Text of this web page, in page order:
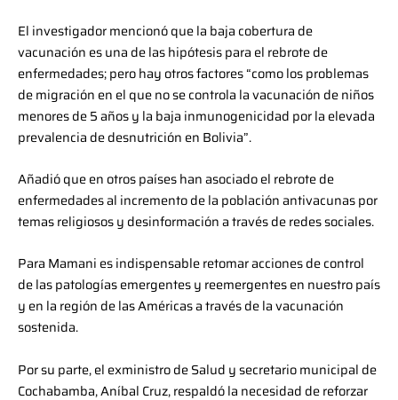
El investigador mencionó que la baja cobertura de
vacunación es una de las hipótesis para el rebrote de
enfermedades; pero hay otros factores “como los problemas
de migración en el que no se controla la vacunación de niños
menores de 5 años y la baja inmunogenicidad por la elevada
prevalencia de desnutrición en Bolivia”.
Añadió que en otros países han asociado el rebrote de
enfermedades al incremento de la población antivacunas por
temas religiosos y desinformación a través de redes sociales.
Para Mamani es indispensable retomar acciones de control
de las patologías emergentes y reemergentes en nuestro país
y en la región de las Américas a través de la vacunación
sostenida.
Por su parte, el exministro de Salud y secretario municipal de
Cochabamba, Aníbal Cruz, respaldó la necesidad de reforzar